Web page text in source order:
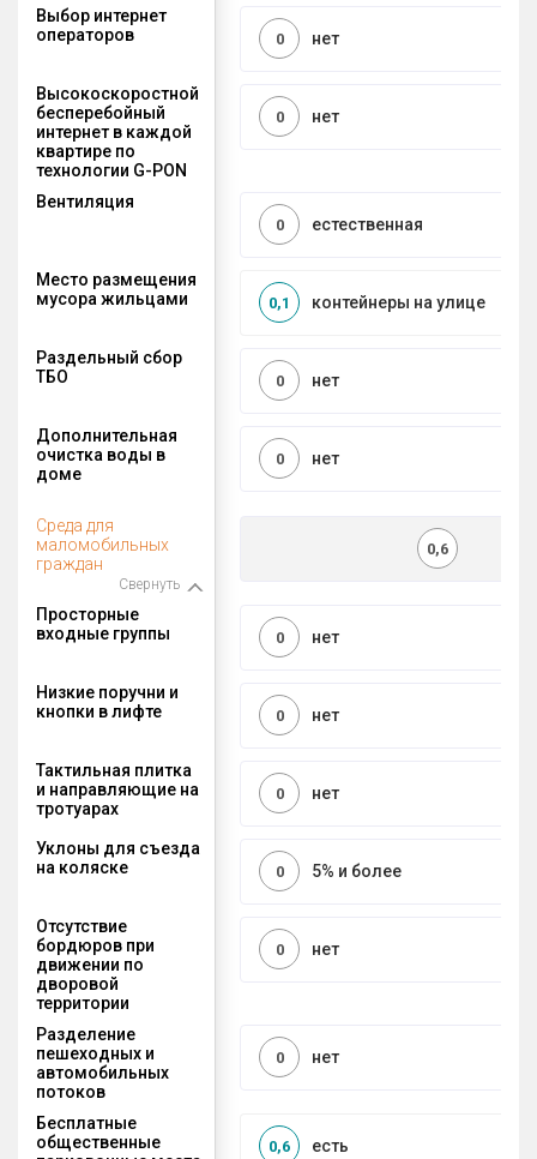
Выбор интернет
операторов
нет
0
Высокоскоростной
бесперебойный
интернет в каждой
квартире по
технологии G-PON
нет
0
Вентиляция
естественная
0
Место размещения
мусора жильцами
контейнеры на улице
0,1
Раздельный сбор
ТБО
нет
0
Дополнительная
очистка воды в
доме
нет
0
Среда для
маломобильных
граждан
Свернуть
0,6
Просторные
входные группы
нет
0
Низкие поручни и
кнопки в лифте
нет
0
Тактильная плитка
и направляющие на
тротуарах
нет
0
Уклоны для съезда
на коляске
5% и более
0
Отсутствие
бордюров при
движении по
дворовой
территории
нет
0
Разделение
пешеходных и
автомобильных
потоков
нет
0
Бесплатные
общественные
есть
0,6